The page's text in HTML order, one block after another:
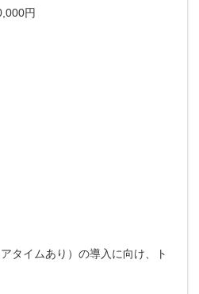
円
タイムあり）の導入に向け、ト